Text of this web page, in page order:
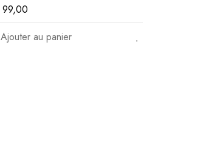
99,00
Ajouter au panier